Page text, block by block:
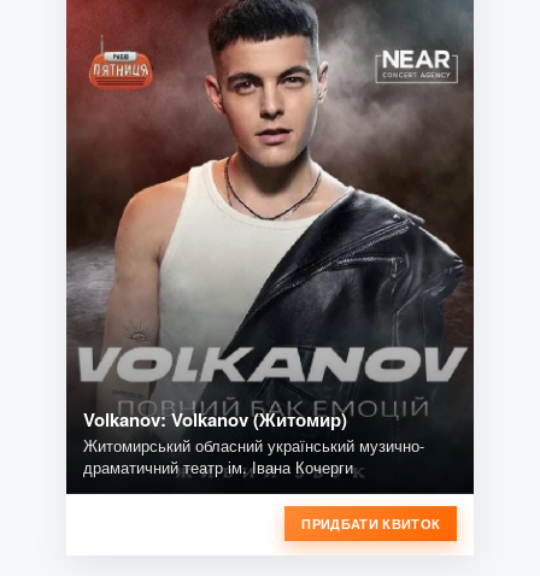
Volkanov: Volkanov (Житомир)
Житомирський обласний український музично-
драматичний театр ім. Івана Кочерги
ПРИДБАТИ КВИТОК